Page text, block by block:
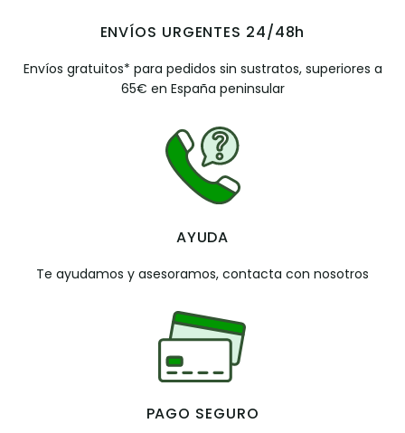
ENVÍOS URGENTES 24/48h
Envíos gratuitos* para pedidos sin sustratos, superiores a
65€ en España peninsular
AYUDA
Te ayudamos y asesoramos, contacta con nosotros
PAGO SEGURO